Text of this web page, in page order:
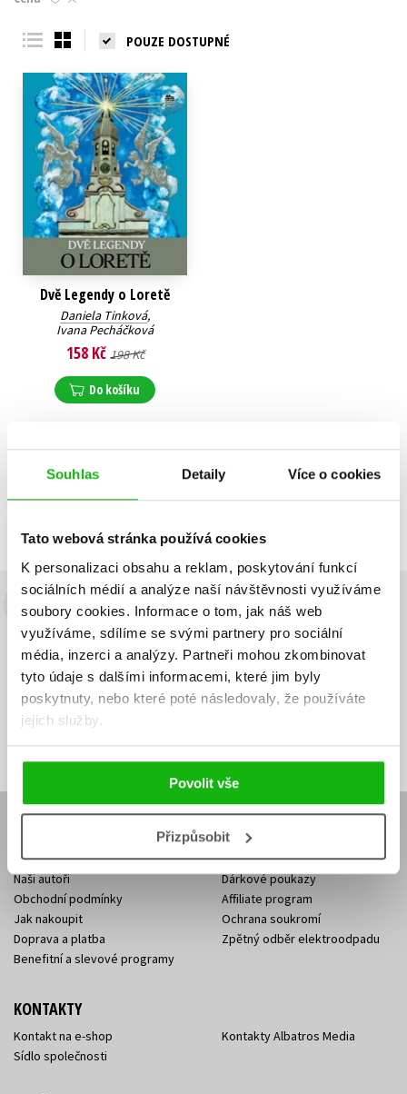
Souhlas Detaily Více o cookies
Tato webová stránka používá cookies
K personalizaci obsahu a reklam, poskytování funkcí
sociálních médií a analýze naší návštěvnosti využíváme
soubory cookies. Informace o tom, jak náš web
využíváme, sdílíme se svými partnery pro sociální
média, inzerci a analýzy. Partneři mohou zkombinovat
tyto údaje s dalšími informacemi, které jim byly
poskytnuty, nebo které poté následovaly, že používáte
jejich služby.
Povolit vše
Přizpůsobit
Young adult (SK)
POUZE DOSTUPNÉ
Dvě Legendy o Loretě
Daniela Tinková,
Ivana Pecháčková
158 Kč 198 Kč
Do košíku
Budete to vědět jako první!
Zajímá Vás, jaký knižní hit právě vychází, na jaké zboží je výhodná
sleva, jaká běží soutěž o ceny? Přihlášením k odběru našich e-
mailových novinek
souhlasíte se zpracováním osobních údajů
Vaše e-
mailová
adresa
Vaše e-
mailová
adresa
Vaše e-mailová adresa
Aktuality
Naši autoři
Obchodní podmínky
Jak nakoupit
Doprava a platba
Benefitní a slevové programy
Knižní novinky
Dárkové poukazy
Affiliate program
Ochrana soukromí
Zpětný odběr elektroodpadu
KONTAKTY
Kontakt na e-shop
Sídlo společnosti
Kontakty Albatros Media